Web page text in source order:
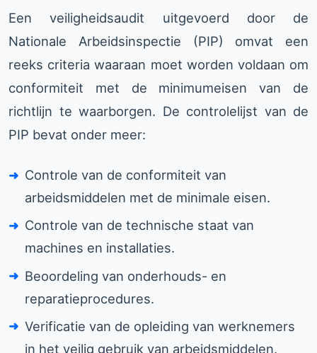
Een veiligheidsaudit uitgevoerd door de
Nationale Arbeidsinspectie (PIP) omvat een
reeks criteria waaraan moet worden voldaan om
conformiteit met de minimumeisen van de
richtlijn te waarborgen. De controlelijst van de
PIP bevat onder meer:
Controle van de conformiteit van
arbeidsmiddelen met de minimale eisen.
Controle van de technische staat van
machines en installaties.
Beoordeling van onderhouds- en
reparatieprocedures.
Verificatie van de opleiding van werknemers
in het veilig gebruik van arbeidsmiddelen.